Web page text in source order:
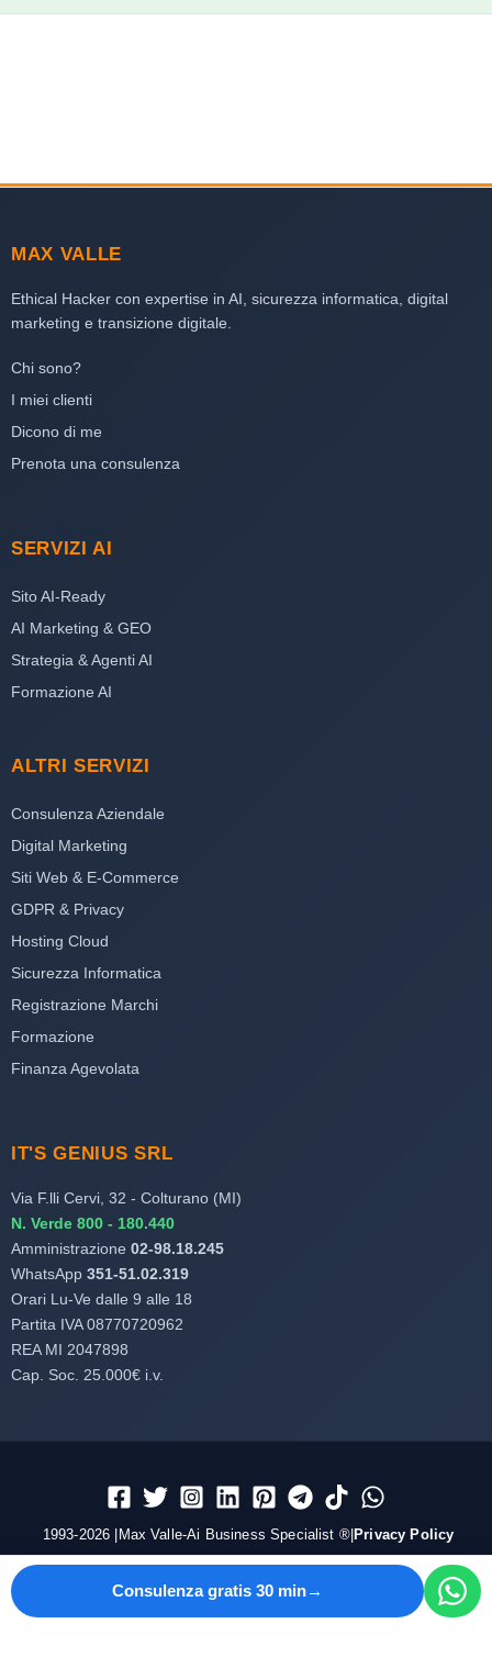
MAX VALLE
Ethical Hacker con expertise in AI, sicurezza informatica, digital
marketing e transizione digitale.
Chi sono?
I miei clienti
Dicono di me
Prenota una consulenza
SERVIZI AI
Sito AI-Ready
AI Marketing & GEO
Strategia & Agenti AI
Formazione AI
ALTRI SERVIZI
Consulenza Aziendale
Digital Marketing
Siti Web & E-Commerce
GDPR & Privacy
Hosting Cloud
Sicurezza Informatica
Registrazione Marchi
Formazione
Finanza Agevolata
IT'S GENIUS SRL
Via F.lli Cervi, 32 - Colturano (MI)
N. Verde 800 - 180.440
Amministrazione 02-98.18.245
WhatsApp 351-51.02.319
Orari Lu-Ve dalle 9 alle 18
Partita IVA 08770720962
REA MI 2047898
Cap. Soc. 25.000€ i.v.
1993-2026 |Max Valle-Ai Business Specialist ®| Privacy Policy
Consulenza gratis 30 min